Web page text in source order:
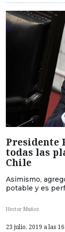
Presidente
todas las
Chile
Asimismo,
potable y es
Hector Muñoz
23 julio, 2019 a las